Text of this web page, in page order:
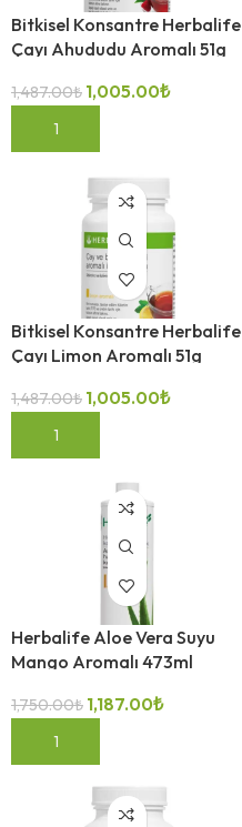
Bitkisel Konsantre Herbalife
Çayı Ahududu Aromalı 51g
1,487.00₺ 1,005.00₺
SEPETE EKLE
-32%
Bitkisel Konsantre Herbalife
Çayı Limon Aromalı 51g
1,487.00₺ 1,005.00₺
SEPETE EKLE
-32%
Herbalife Aloe Vera Suyu
Mango Aromalı 473ml
1,750.00₺ 1,187.00₺
SEPETE EKLE
-32%